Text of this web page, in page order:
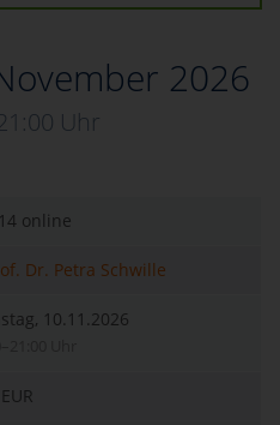
2026
Uhr
online
Dr. Petra Schwille
10.11.2026